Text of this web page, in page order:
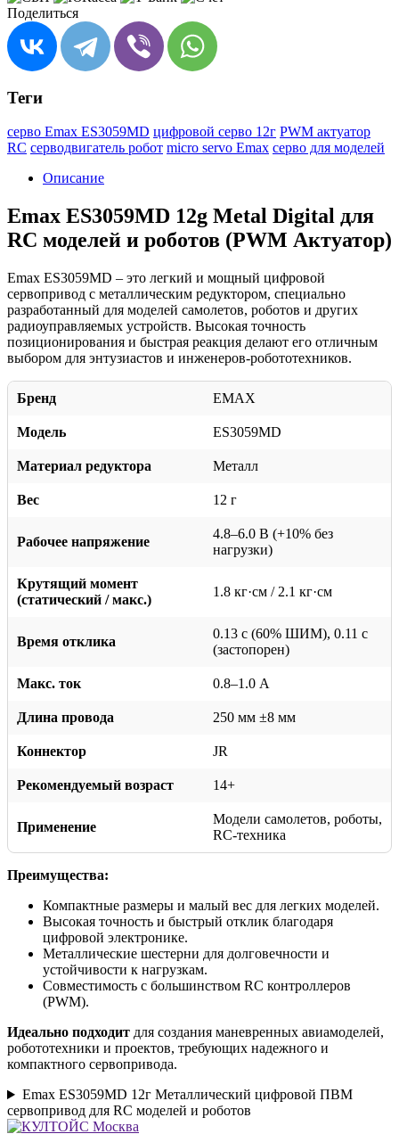
Поделиться
Теги
серво Emax ES3059MD цифровой серво 12г PWM актуатор
RC серводвигатель робот micro servo Emax серво для моделей
Описание
Emax ES3059MD 12g Metal Digital для
RC моделей и роботов (PWM Актуатор)
Emax ES3059MD – это легкий и мощный цифровой
сервопривод с металлическим редуктором, специально
разработанный для моделей самолетов, роботов и других
радиоуправляемых устройств. Высокая точность
позиционирования и быстрая реакция делают его отличным
выбором для энтузиастов и инженеров-робототехников.
Бренд EMAX
Модель ES3059MD
Материал редуктора Металл
Вес 12 г
Рабочее напряжение
4.8–6.0 В (+10% без
нагрузки)
Крутящий момент
(статический / макс.)
1.8 кг·см / 2.1 кг·см
Время отклика
0.13 с (60% ШИМ), 0.11 с
(застопорен)
Макс. ток 0.8–1.0 А
Длина провода 250 мм ±8 мм
Коннектор JR
Рекомендуемый возраст 14+
Применение
Модели самолетов, роботы,
RC-техника
Преимущества:
Компактные размеры и малый вес для легких моделей.
Высокая точность и быстрый отклик благодаря
цифровой электронике.
Металлические шестерни для долговечности и
устойчивости к нагрузкам.
Совместимость с большинством RC контроллеров
(PWM).
Идеально подходит для создания маневренных авиамоделей,
робототехники и проектов, требующих надежного и
компактного сервопривода.
Emax ES3059MD 12г Металлический цифровой ПВМ
сервопривод для RC моделей и роботов